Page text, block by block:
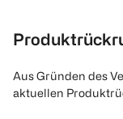
Aus Gründen des
aktuellen